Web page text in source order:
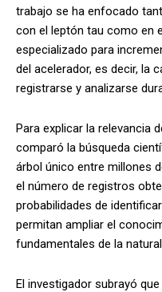
trabajo se ha enfocado
con el leptón tau como en
especializado para
del acelerador, es decir, la
registrarse y analizarse
Para explicar la relevancia
comparó la búsqueda
árbol único entre millones
el número de registros
probabilidades de
permitan ampliar el
fundamentales de la
El investigador subrayó